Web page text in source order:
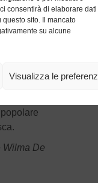
consentirà di elaborare dati
sito. Il mancato
su alcune
Visualizza le
‘600 dalla
popolare,
la
Wilma De